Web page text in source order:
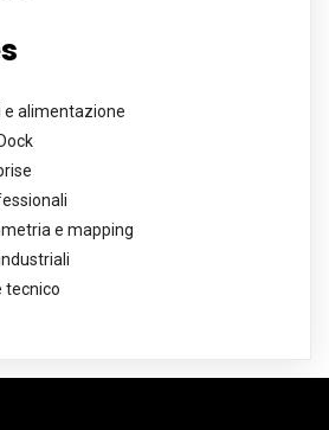
e alimentazione
e mapping
tecnico